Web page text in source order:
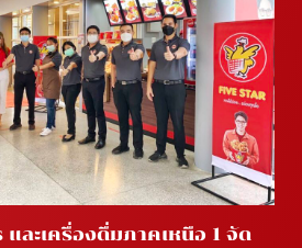
และเครื่องดื่มภาคเหนือ 1 จัด